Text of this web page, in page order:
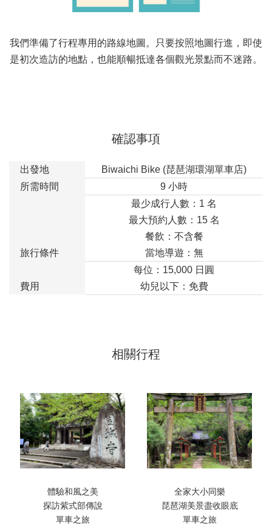
我們準備了行程專用的路線地圖。只要按照地圖行進，即使
是初次造訪的地點，也能順暢抵達各個觀光景點而不迷路。
確認事項
出發地
Biwaichi Bike (琵琶湖環湖單車店)
所需時間
9 小時
旅行條件
最少成行人數：1 名
最大預約人數：15 名
餐飲：不含餐
當地導遊：無
費用
每位：15,000 日圓
幼兒以下：免費
相關行程
體驗和風之美
探訪紫式部傳說
單車之旅
全家大小同樂
琵琶湖美景盡收眼底
單車之旅